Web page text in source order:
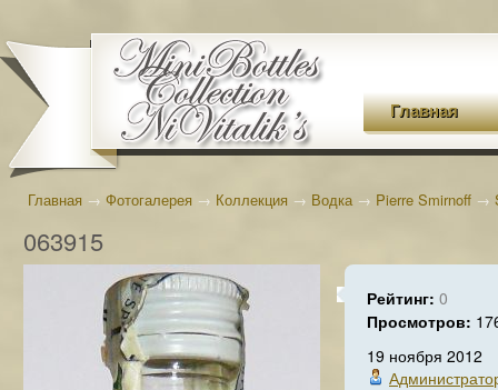
Главная
Главная → Фотогалерея → Коллекция → Водка→ Pierre Smirnoff →
063915
Рейтинг: 0
Просмотров:
19 ноября 2012